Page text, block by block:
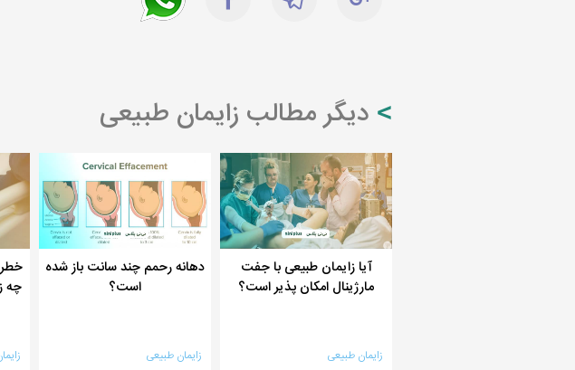
دیگر مطالب زایمان طبیعی
آیا زایمان طبیعی با جفت
مارژینال امکان پذیر است؟
زایمان طبیعی
دهانه رحمم چند سانت باز شده
است؟
زایمان طبیعی
چه